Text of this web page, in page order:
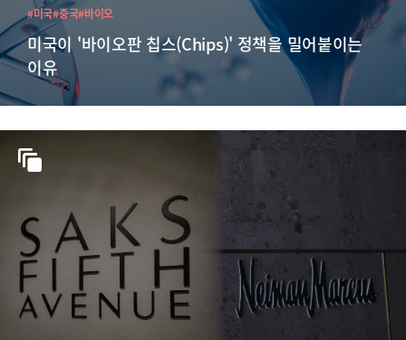
미국이 '바이오판 칩스(Chips)' 정책을 밀어붙이는
이유
#미국#중국#바이오